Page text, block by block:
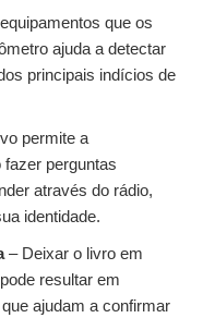
que os
ajuda a detectar
principais indícios de
permite a
perguntas
através do rádio,
identidade.
– Deixar o livro em
resultar em
ajudam a confirmar